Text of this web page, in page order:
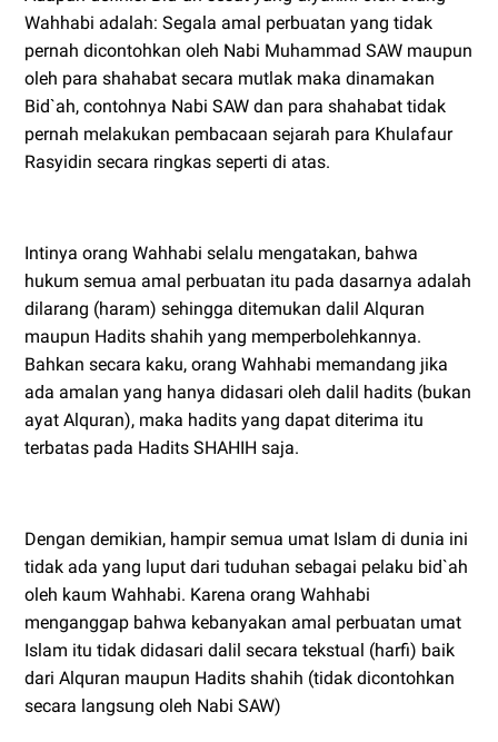
Wahhabi adalah: Segala amal perbuatan yang tidak
pernah dicontohkan oleh Nabi Muhammad SAW maupun
oleh para shahabat secara mutlak maka dinamakan
Bid`ah, contohnya Nabi SAW dan para shahabat tidak
pernah melakukan pembacaan sejarah para Khulafaur
Rasyidin secara ringkas seperti di atas.
Intinya orang Wahhabi selalu mengatakan, bahwa
hukum semua amal perbuatan itu pada dasarnya adalah
dilarang (haram) sehingga ditemukan dalil Alquran
maupun Hadits shahih yang memperbolehkannya.
Bahkan secara kaku, orang Wahhabi memandang jika
ada amalan yang hanya didasari oleh dalil hadits (bukan
ayat Alquran), maka hadits yang dapat diterima itu
terbatas pada Hadits SHAHIH saja.
Dengan demikian, hampir semua umat Islam di dunia ini
tidak ada yang luput dari tuduhan sebagai pelaku bid`ah
oleh kaum Wahhabi. Karena orang Wahhabi
menganggap bahwa kebanyakan amal perbuatan umat
Islam itu tidak didasari dalil secara tekstual (harfi) baik
dari Alquran maupun Hadits shahih (tidak dicontohkan
secara langsung oleh Nabi SAW)